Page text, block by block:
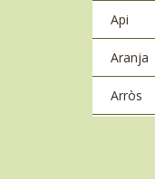
Api
Aranja
Arròs